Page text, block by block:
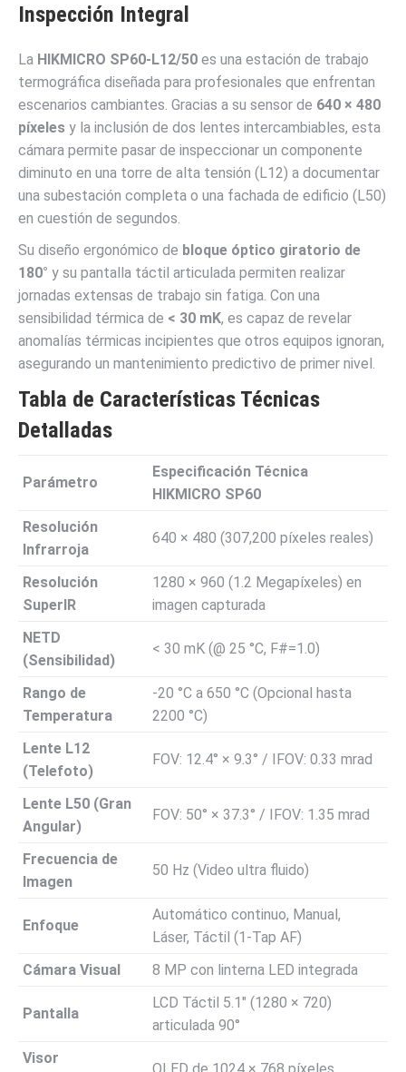
Inspección Integral
La HIKMICRO SP60-L12/50 es una estación de trabajo
termográfica diseñada para profesionales que enfrentan
escenarios cambiantes. Gracias a su sensor de 640 × 480
píxeles y la inclusión de dos lentes intercambiables, esta
cámara permite pasar de inspeccionar un componente
diminuto en una torre de alta tensión (L12) a documentar
una subestación completa o una fachada de edificio (L50)
en cuestión de segundos.
Su diseño ergonómico de bloque óptico giratorio de
180° y su pantalla táctil articulada permiten realizar
jornadas extensas de trabajo sin fatiga. Con una
sensibilidad térmica de < 30 mK, es capaz de revelar
anomalías térmicas incipientes que otros equipos ignoran,
asegurando un mantenimiento predictivo de primer nivel.
Tabla de Características Técnicas
Detalladas
Parámetro
Especificación Técnica
HIKMICRO SP60
Resolución
Infrarroja
640 × 480 (307,200 píxeles reales)
Resolución
SuperIR
1280 × 960 (1.2 Megapíxeles) en
imagen capturada
NETD
(Sensibilidad)
< 30 mK (@ 25 °C, F#=1.0)
Rango de
Temperatura
-20 °C a 650 °C (Opcional hasta
2200 °C)
Lente L12
(Telefoto)
FOV: 12.4° × 9.3° / IFOV: 0.33 mrad
Lente L50 (Gran
Angular)
FOV: 50° × 37.3° / IFOV: 1.35 mrad
Frecuencia de
Imagen
50 Hz (Video ultra fluido)
Enfoque
Automático continuo, Manual,
Láser, Táctil (1-Tap AF)
Cámara Visual
8 MP con linterna LED integrada
Pantalla
LCD Táctil 5.1″ (1280 × 720)
articulada 90°
Visor